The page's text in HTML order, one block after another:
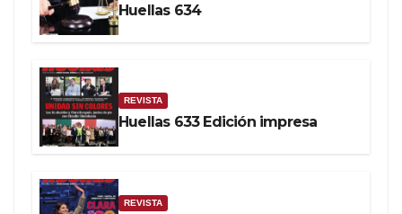
Huellas 634
REVISTA
Huellas 633 Edición impresa
REVISTA